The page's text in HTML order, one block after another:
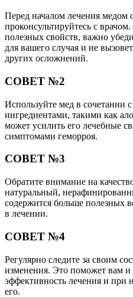
Перед началом лечения медом
проконсультируйтесь с
полезных свойств, важно
для вашего случая и не
других осложнений.
СОВЕТ №2
Используйте мед в сочетании
ингредиентами, такими как
может усилить его лечебные
симптомами геморроя.
СОВЕТ №3
Обратите внимание на
натуральный,
содержится больше полезных
в лечении.
СОВЕТ №4
Регулярно следите за своим
изменения. Это поможет вам и
эффективность лечения и при
его.